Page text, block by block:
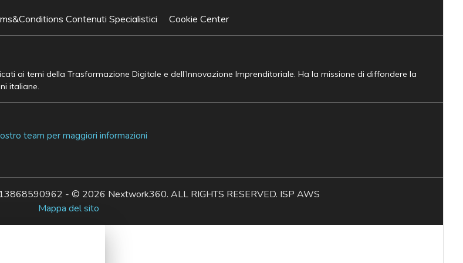
Contenuti Specialistici Cookie Center
ai temi della Trasformazione Digitale e dell’Innovazione Imprenditoriale. Ha la missione di diffondere la
italiane.
team per maggiori informazioni
- © 2026 Nextwork360. ALL RIGHTS RESERVED. ISP AWS
Mappa del sito